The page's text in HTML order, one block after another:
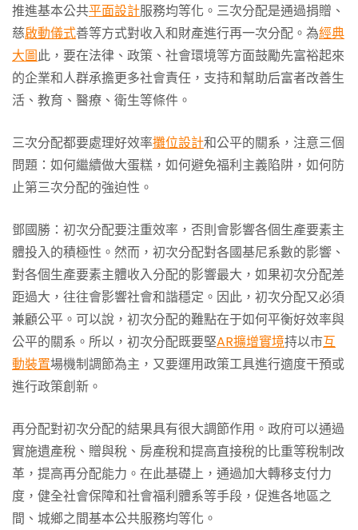
推進基本公共平面設計服務均等化。三次分配是通過捐贈、
慈啟動儀式善等方式對收入和財產進行再一次分配。為經典
大圖此，要在法律、政策、社會環境等方面鼓勵先富裕起來
的企業和人群承擔更多社會責任，支持和幫助后富者改善生
活、教育、醫療、衛生等條件。
三次分配都要處理好效率攤位設計和公平的關系，注意三個
問題：如何繼續做大蛋糕，如何避免福利主義陷阱，如何防
止第三次分配的強迫性。
鄧國勝：初次分配要注重效率，否則會影響各個生產要素主
體投入的積極性。然而，初次分配對各國基尼系數的影響、
對各個生產要素主體收入分配的影響最大，如果初次分配差
距過大，往往會影響社會和諧穩定。因此，初次分配又必須
兼顧公平。可以說，初次分配的難點在于如何平衡好效率與
公平的關系。所以，初次分配既要堅AR擴增實境持以市互
動裝置場機制調節為主，又要運用政策工具進行適度干預或
進行政策創新。
再分配對初次分配的結果具有很大調節作用。政府可以通過
實施遺產稅、贈與稅、房產稅和提高直接稅的比重等稅制改
革，提高再分配能力。在此基礎上，通過加大轉移支付力
度，健全社會保障和社會福利體系等手段，促進各地區之
間、城鄉之間基本公共服務均等化。